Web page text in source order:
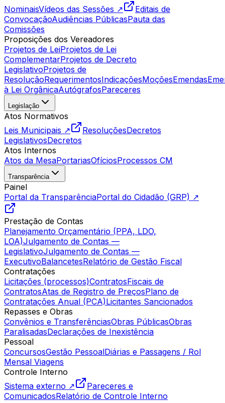
NominaisVídeos das Sessões ↗
Editais de
ConvocaçãoAudiências PúblicasPauta das
Comissões
Proposições dos Vereadores
Projetos de LeiProjetos de Lei
ComplementarProjetos de Decreto
LegislativoProjetos de
ResoluçãoRequerimentosIndicaçõesMoçõesEmendas
à Lei OrgânicaAutógrafosPareceres
Legislação
Atos Normativos
Leis Municipais ↗
ResoluçõesDecretos
LegislativosDecretos
Atos Internos
Atos da MesaPortariasOfíciosProcessos CM
Transparência
Painel
Portal da TransparênciaPortal do Cidadão (GRP) ↗
Prestação de Contas
Planejamento Orçamentário (PPA, LDO,
LOA)Julgamento de Contas —
LegislativoJulgamento de Contas —
ExecutivoBalancetesRelatório de Gestão Fiscal
Contratações
Licitações (processos)ContratosFiscais de
ContratosAtas de Registro de PreçosPlano de
Contratações Anual (PCA)Licitantes Sancionados
Repasses e Obras
Convênios e TransferênciasObras PúblicasObras
ParalisadasDeclarações de Inexistência
Pessoal
ConcursosGestão PessoalDiárias e Passagens / Rol
Mensal Viagens
Controle Interno
Sistema externo ↗
Pareceres e
ComunicadosRelatório de Controle Interno